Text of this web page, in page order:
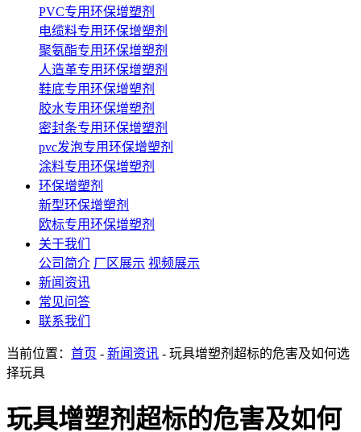
PVC专用环保增塑剂
电缆料专用环保增塑剂
聚氨酯专用环保增塑剂
人造革专用环保增塑剂
鞋底专用环保增塑剂
胶水专用环保增塑剂
密封条专用环保增塑剂
pvc发泡专用环保增塑剂
涂料专用环保增塑剂
环保增塑剂
新型环保增塑剂
欧标专用环保增塑剂
关于我们
公司简介 厂区展示 视频展示
新闻资讯
常见问答
联系我们
当前位置： 首页 - 新闻资讯 - 玩具增塑剂超标的危害及如何选
择玩具
玩具增塑剂超标的危害及如何